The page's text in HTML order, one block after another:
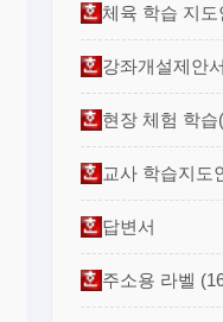
① 100이하 ②
③ 150~250
)
※ 지금까지 본 설
체육 학습 지도
강좌개설제안
현장 체험 학
교사 학습지도
답변서
주소용 라벨